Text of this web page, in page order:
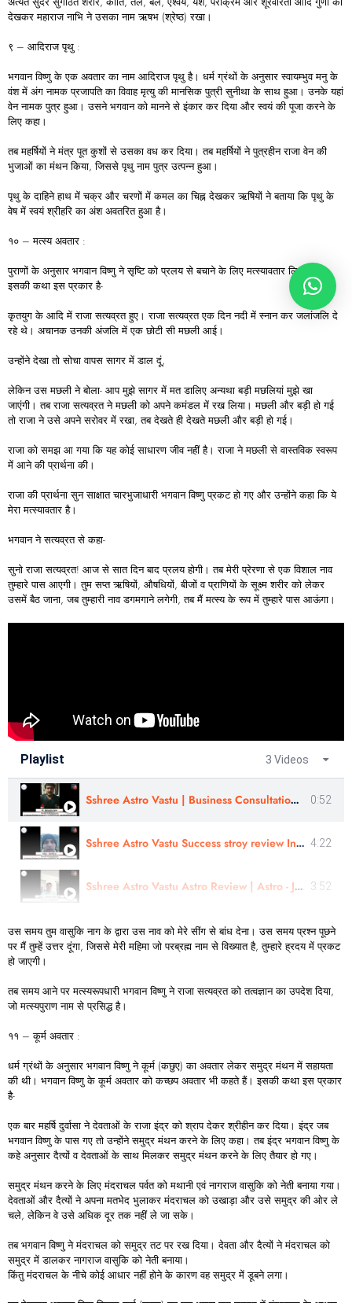
देखकर महाराज नाभि ने उसका नाम ऋषभ (श्रेष्ठ) रखा।
९ – आदिराज पृथु :
भगवान विष्णु के एक अवतार का नाम आदिराज पृथु है। धर्म ग्रंथों के अनुसार स्वायम्भुव मनु के
वंश में अंग नामक प्रजापति का विवाह मृत्यु की मानसिक पुत्री सुनीथा के साथ हुआ। उनके यहां
वेन नामक पुत्र हुआ। उसने भगवान को मानने से इंकार कर दिया और स्वयं की पूजा करने के
लिए कहा।
तब महर्षियों ने मंत्र पूत कुशों से उसका वध कर दिया। तब महर्षियों ने पुत्रहीन राजा वेन की
भुजाओं का मंथन किया, जिससे पृथु नाम पुत्र उत्पन्न हुआ।
पृथु के दाहिने हाथ में चक्र और चरणों में कमल का चिह्न देखकर ऋषियों ने बताया कि पृथु के
वेष में स्वयं श्रीहरि का अंश अवतरित हुआ है।
१० – मत्स्य अवतार :
पुराणों के अनुसार भगवान विष्णु ने सृष्टि को प्रलय से बचाने के लिए मत्स्यावतार लिया था।
इसकी कथा इस प्रकार है-
कृतयुग के आदि में राजा सत्यव्रत हुए। राजा सत्यव्रत एक दिन नदी में स्नान कर जलांजलि दे
रहे थे। अचानक उनकी अंजलि में एक छोटी सी मछली आई।
उन्होंने देखा तो सोचा वापस सागर में डाल दूं,
लेकिन उस मछली ने बोला- आप मुझे सागर में मत डालिए अन्यथा बड़ी मछलियां मुझे खा
जाएंगी। तब राजा सत्यव्रत ने मछली को अपने कमंडल में रख लिया। मछली और बड़ी हो गई
तो राजा ने उसे अपने सरोवर में रखा, तब देखते ही देखते मछली और बड़ी हो गई।
राजा को समझ आ गया कि यह कोई साधारण जीव नहीं है। राजा ने मछली से वास्तविक स्वरूप
में आने की प्रार्थना की।
राजा की प्रार्थना सुन साक्षात चारभुजाधारी भगवान विष्णु प्रकट हो गए और उन्होंने कहा कि ये
मेरा मत्स्यावतार है।
भगवान ने सत्यव्रत से कहा-
सुनो राजा सत्यव्रत! आज से सात दिन बाद प्रलय होगी। तब मेरी प्रेरणा से एक विशाल नाव
तुम्हारे पास आएगी। तुम सप्त ऋषियों, औषधियों, बीजों व प्राणियों के सूक्ष्म शरीर को लेकर
उसमें बैठ जाना, जब तुम्हारी नाव डगमगाने लगेगी, तब मैं मत्स्य के रूप में तुम्हारे पास आऊंगा।
Playlist 3 Videos
Sshree Astro Vastu | Business Consultation - Review | Mr Mahendra Patel | In Gujarati 0:52
Sshree Astro Vastu Success stroy review In Hindi - Astro Harshit Ji 4:22
Sshree Astro Vastu Astro Review | Astro - Jitendra Vijay Singh Ji In Hindi 3:52
उस समय तुम वासुकि नाग के द्वारा उस नाव को मेरे सींग से बांध देना। उस समय प्रश्न पूछने
पर मैं तुम्हें उत्तर दूंगा, जिससे मेरी महिमा जो परब्रह्म नाम से विख्यात है, तुम्हारे ह्रदय में प्रकट
हो जाएगी।
तब समय आने पर मत्स्यरूपधारी भगवान विष्णु ने राजा सत्यव्रत को तत्वज्ञान का उपदेश दिया,
जो मत्स्यपुराण नाम से प्रसिद्ध है।
११ – कूर्म अवतार :
धर्म ग्रंथों के अनुसार भगवान विष्णु ने कूर्म (कछुए) का अवतार लेकर समुद्र मंथन में सहायता
की थी। भगवान विष्णु के कूर्म अवतार को कच्छप अवतार भी कहते हैं। इसकी कथा इस प्रकार
है-
एक बार महर्षि दुर्वासा ने देवताओं के राजा इंद्र को श्राप देकर श्रीहीन कर दिया। इंद्र जब
भगवान विष्णु के पास गए तो उन्होंने समुद्र मंथन करने के लिए कहा। तब इंद्र भगवान विष्णु के
कहे अनुसार दैत्यों व देवताओं के साथ मिलकर समुद्र मंथन करने के लिए तैयार हो गए।
समुद्र मंथन करने के लिए मंदराचल पर्वत को मथानी एवं नागराज वासुकि को नेती बनाया गया।
देवताओं और दैत्यों ने अपना मतभेद भुलाकर मंदराचल को उखाड़ा और उसे समुद्र की ओर ले
चले, लेकिन वे उसे अधिक दूर तक नहीं ले जा सके।
तब भगवान विष्णु ने मंदराचल को समुद्र तट पर रख दिया। देवता और दैत्यों ने मंदराचल को
समुद्र में डालकर नागराज वासुकि को नेती बनाया।
किंतु मंदराचल के नीचे कोई आधार नहीं होने के कारण वह समुद्र में डूबने लगा।